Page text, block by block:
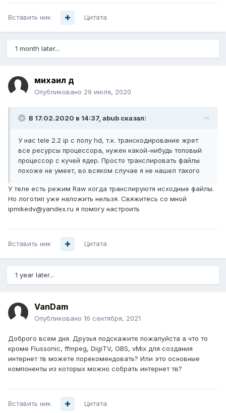
Вставить ник Цитата
1 month later...
михаил д
Опубликовано 29 июля, 2020
В 17.02.2020 в 14:37, abub сказал:
У нас tele 2.2 ip с полу hd, т.к. транскодирование жрет
все ресурсы процессора, нужен какой-нибудь топовый
процессор с кучей ядер. Просто транслировать файлы
похоже не умеет, во всяком случае я не нашел такого
У теле есть режим Raw когда транслируютя исходные файлы.
Но логотип уже наложить нельзя. Свяжитесь со мной
ipmikedv@yandex.ru я помогу настроить
Вставить ник Цитата
1 year later...
VanDam
Опубликовано 16 сентября, 2021
Доброго всем дня. Друзья подскажите пожалуйста а что то
кроме Flussonic, ffmpeg, DigiTV, OBS, vMix для создания
интернет тв можете порекомендовать? Или это основные
компоненты из которых можно собрать интернет тв?
Вставить ник Цитата